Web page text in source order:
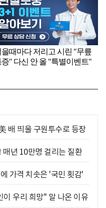
배 띄울 구원투수로 등장
년 10만명 걸리는 질환
가격 치솟은 '국민 횟감'
우리 희망" 말 나온 이유